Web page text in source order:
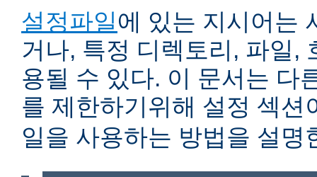
설정파일에 있는 지시어는
거나, 특정 디렉토리, 파일,
용될 수 있다. 이 문서는 다
를 제한하기위해 설정 섹션
일을 사용하는 방법을 설명